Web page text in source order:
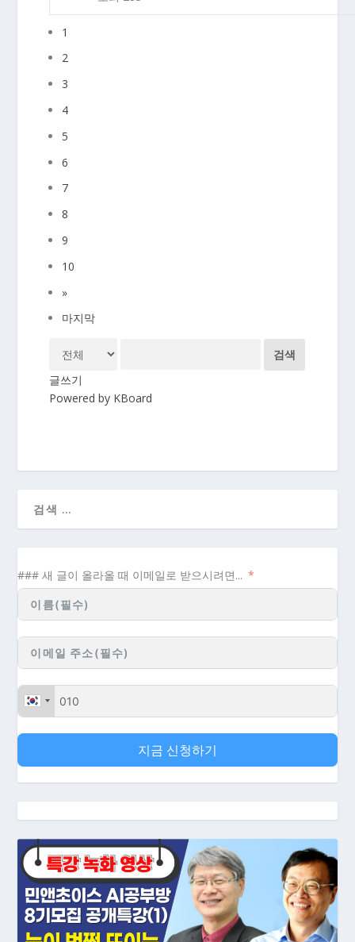
1
2
3
4
5
6
7
8
9
10
»
마지막
검색
글쓰기
Powered by KBoard
### 새 글이 올라올 때 이메일로 받으시려면...
지금 신청하기